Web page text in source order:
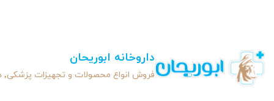
داروخانه ابوریحان
فروش انواع محصولات و تجهیزات پزشکی٬ درمانی٬ مکمل‌های دارویی و ...